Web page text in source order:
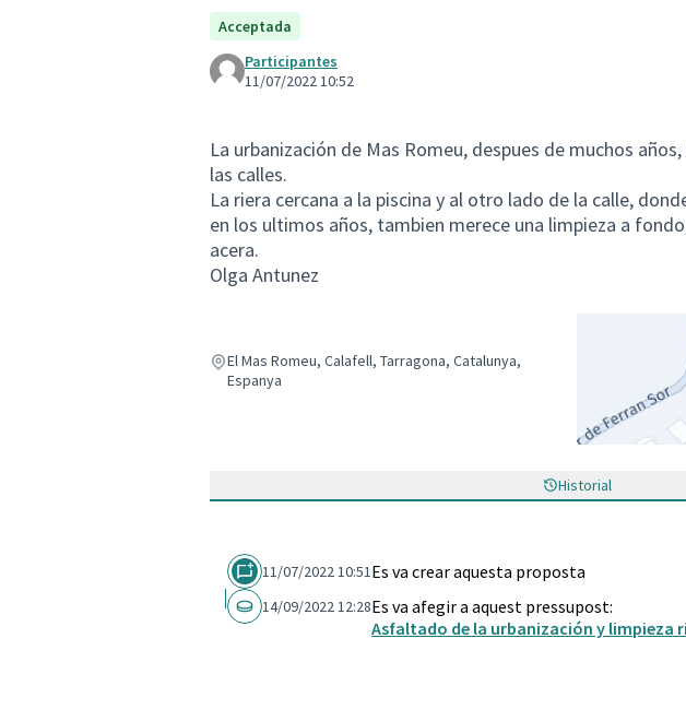
Acceptada
Participantes
11/07/2022 10:52
La urbanización de Mas Romeu, despues de muchos
las calles.
La riera cercana a la piscina y al otro lado de la calle,
en los ultimos años, tambien merece una limpieza a
acera.
Olga Antunez
El Mas Romeu, Calafell, Tarragona, Catalunya,
Espanya
Historial
11/07/2022 10:51Es va crear aquesta proposta
14/09/2022 12:28Es va afegir a aquest pressupost:
Asfaltado de la urbanización y limpieza